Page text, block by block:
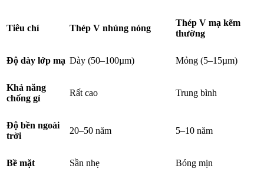
Tiêu chí Thép V nhúng nóng
Thép V mạ kẽm
thường
Độ dày lớp mạ Dày (50–100µm) Mỏng (5–15µm)
Khả năng
chống gỉ
Rất cao Trung bình
Độ bền ngoài
trời
20–50 năm 5–10 năm
Bề mặt Sần nhẹ Bóng mịn